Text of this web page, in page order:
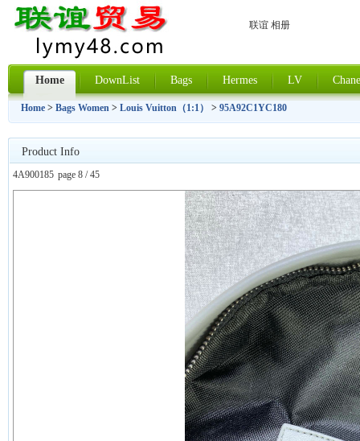
联谊 相册
Home DownList Bags Hermes LV
Home > Bags Women > Louis Vuitton（1:1） > 95A92C1YC180
Product Info
4A900185 page 8 / 45
上一张